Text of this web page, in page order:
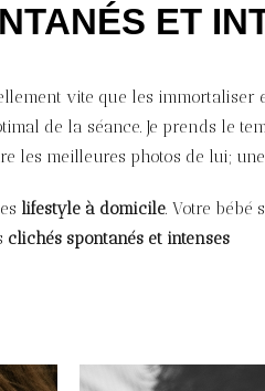
ET
vite que les
de la séance. Je prends le
les meilleures photos de lui; une
lifestyle à domicile. Votre bébé
clichés spontanés et intenses